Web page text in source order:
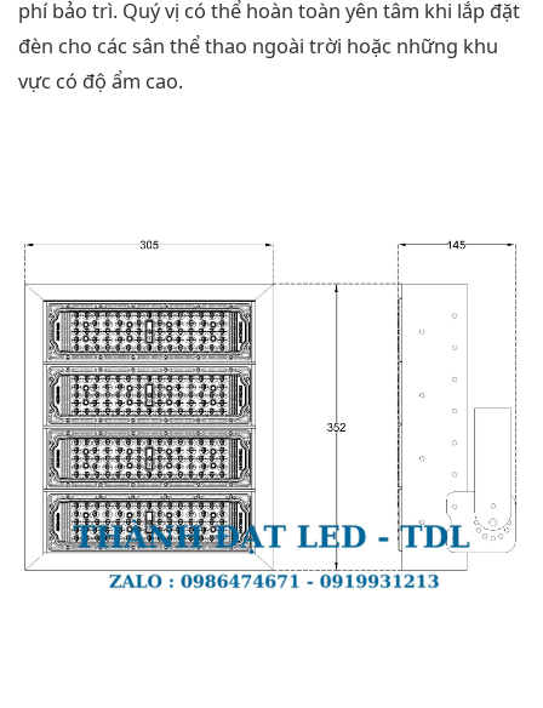
phí bảo trì. Quý vị có thể hoàn toàn yên tâm khi lắp đặt
đèn cho các sân thể thao ngoài trời hoặc những khu
vực có độ ẩm cao.